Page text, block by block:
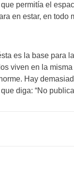
permitía el
en estar, en todo
es la base para
viven en la
Hay
diga: “No